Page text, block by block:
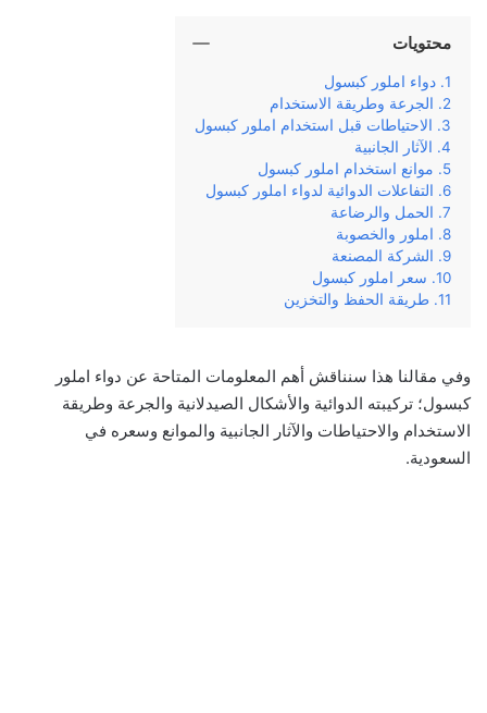
محتويات
دواء املور كبسول
الجرعة وطريقة الاستخدام
الاحتياطات قبل استخدام املور كبسول
الآثار الجانبية
موانع استخدام املور كبسول
التفاعلات الدوائية لدواء املور كبسول
الحمل والرضاعة
املور والخصوبة
الشركة المصنعة‏
سعر املور كبسول
طريقة الحفظ والتخزين
وفي‌ ‌مقالنا‌ ‌هذا‌ ‌سنناقش‌ ‌أهم‌ ‌المعلومات‌ ‌المتاحة‌ ‌عن‌ دواء املور
كبسول؛‌ تركيبته‌ الدوائية‌ والأشكال الصيدلانية ‌والجرعة وطريقة
الاستخدام ‌والاحتياطات والآثار‌ ‌الجانبية‌ ‌والموانع وسعره‌ في
‌السعودية.‌ ‌